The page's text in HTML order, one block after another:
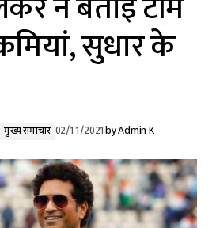
सुधार के
मुख्य समाचार 02/11/2021byAdmin K